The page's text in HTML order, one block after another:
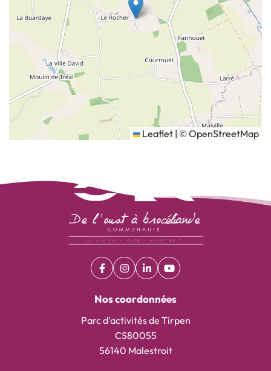
Leaflet | ©OpenStreetMap
Facebook
(ouverture dans un nouvel onglet)
Instagram
(ouverture dans un nouvel onglet)
Linkedin
(ouverture dans un nouvel
YouTube
(ouverture dans un
Nos coordonnées
Parc d'activités de Tirpen
CS80055
56140 Malestroit